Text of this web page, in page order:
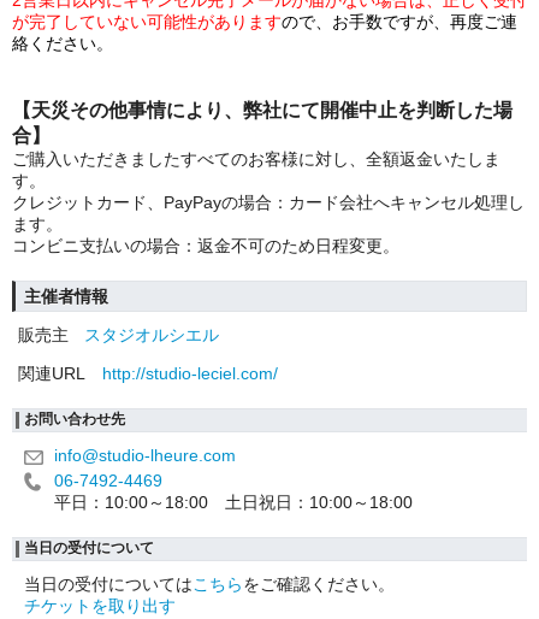
が完了していない可能性がありますので、お手数ですが、再度ご連
絡ください。
【天災その他事情により、弊社にて開催中止を判断した場
合】
ご購入いただきましたすべてのお客様に対し、全額返金いたしま
す。
クレジットカード、PayPayの場合：カード会社へキャンセル処理し
ます。
コンビニ支払いの場合：返金不可のため日程変更。
主催者情報
販売主
スタジオルシエル
関連URL
http://studio-leciel.com/
お問い合わせ先
info@studio-lheure.com
06-7492-4469
平日：10:00～18:00 土日祝日：10:00～18:00
当日の受付について
当日の受付についてはこちらをご確認ください。
チケットを取り出す